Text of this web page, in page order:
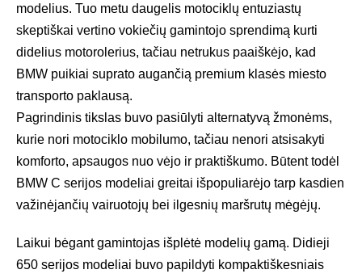
modelius. Tuo metu daugelis motociklų entuziastų
skeptiškai vertino vokiečių gamintojo sprendimą kurti
didelius motorolerius, tačiau netrukus paaiškėjo, kad
BMW puikiai suprato augančią premium klasės miesto
transporto paklausą.
Pagrindinis tikslas buvo pasiūlyti alternatyvą žmonėms,
kurie nori motociklo mobilumo, tačiau nenori atsisakyti
komforto, apsaugos nuo vėjo ir praktiškumo. Būtent todėl
BMW C serijos modeliai greitai išpopuliarėjo tarp kasdien
važinėjančių vairuotojų bei ilgesnių maršrutų mėgėjų.
Laikui bėgant gamintojas išplėtė modelių gamą. Didieji
650 serijos modeliai buvo papildyti kompaktiškesniais